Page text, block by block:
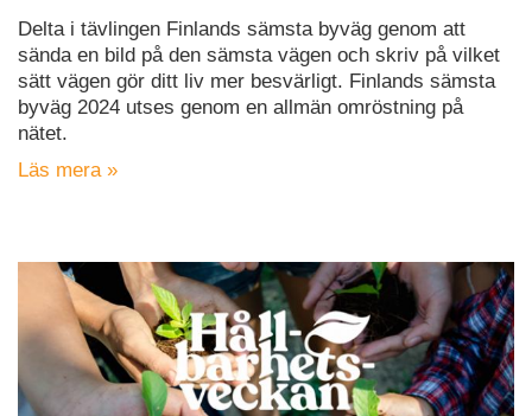
Delta i tävlingen Finlands sämsta byväg genom att
sända en bild på den sämsta vägen och skriv på vilket
sätt vägen gör ditt liv mer besvärligt. Finlands sämsta
byväg 2024 utses genom en allmän omröstning på
nätet.
Läs mera »